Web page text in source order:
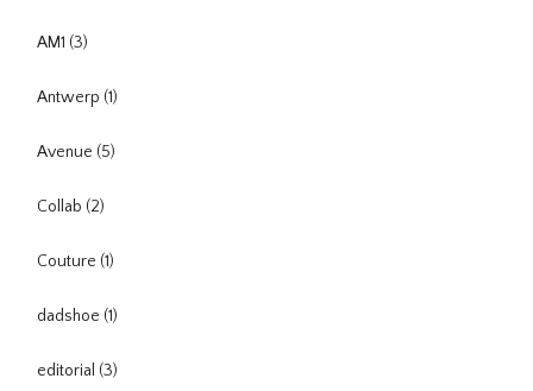
AM1 (3)
Antwerp (1)
Avenue (5)
Collab (2)
Couture (1)
dadshoe (1)
editorial (3)